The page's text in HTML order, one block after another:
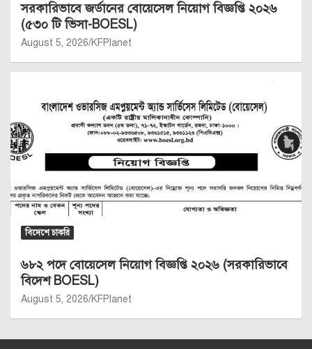
সরকারিভাবে জর্ডানের বোয়েসেল নিয়োগ বিজ্ঞপ্তি ২০২৬
(৫৩০ টি ভিসা-BOESL)
August 5, 2026 KFPlanet
বিদেশে চাকরি
৬৮২ পদে বোয়েসেল নিয়োগ বিজ্ঞপ্তি ২০২৬ (সরকারিভাবে
বিদেশ BOESL)
August 5, 2026 KFPlanet